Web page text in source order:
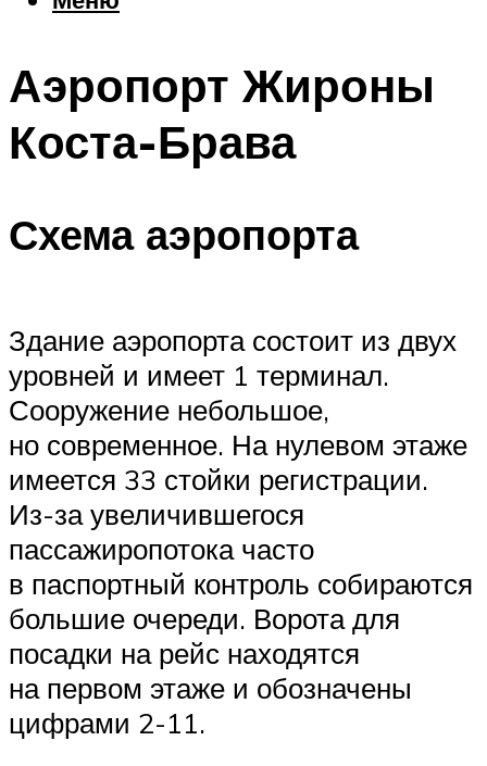
Шоппинг
Что посетить
Аэропорт Жироны
Коста-Брава
Схема аэропорта
Здание аэропорта состоит из двух
уровней и имеет 1 терминал.
Сооружение небольшое,
но современное. На нулевом этаже
имеется 33 стойки регистрации.
Из-за увеличившегося
пассажиропотока часто
в паспортный контроль собираются
большие очереди. Ворота для
посадки на рейс находятся
на первом этаже и обозначены
цифрами 2-11.